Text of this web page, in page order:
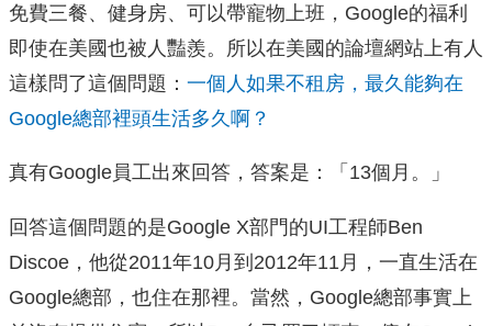
免費三餐、健身房、可以帶寵物上班，Google的福利
即使在美國也被人豔羨。所以在美國的論壇網站上有人
這樣問了這個問題： 一個人如果不租房，最久能夠在
Google總部裡頭生活多久啊？
真有Google員工出來回答，答案是：「13個月。」
回答這個問題的是Google X部門的UI工程師Ben
Discoe，他從2011年10月到2012年11月，一直生活在
Google總部，也住在那裡。當然，Google總部事實上